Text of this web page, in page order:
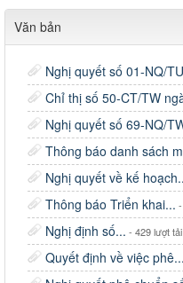
Văn bản
Nghị quyết số 01-NQ/
Chỉ thị số 50-CT/TW
Nghị quyết số 69-NQ/
Thông báo danh sách
Nghị quyết về kế
Thông báo Triển khai...
Nghị định số... - 429 lượt tải
Quyết định về việc phê...
Thông báo lịch tiếp công